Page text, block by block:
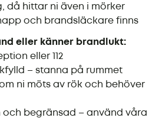
då hittar ni även i mörker
och brandsläckare finns
eller känner brandlukt:
eller 112
– stanna på rummet
ni möts av rök och behöver
och begränsad – använd våra